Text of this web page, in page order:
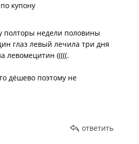
купону
полторы недели половины
глаз левый лечила три дня
левомецитин (((((.
дёшево поэтому не
ответить